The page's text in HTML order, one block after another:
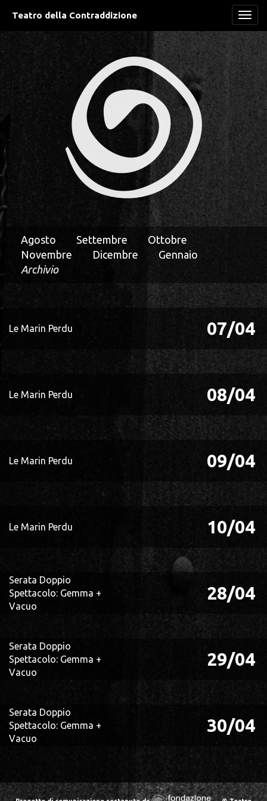
Teatro della Contraddizione
Agosto Settembre
Ottobre
Novembre
Dicembre
Gennaio
Archivio
Le Marin Perdu 07/04
Le Marin Perdu 08/04
Le Marin Perdu 09/04
Le Marin Perdu 10/04
Serata Doppio
Spettacolo: Gemma +
Vacuo
28/04
Serata Doppio
Spettacolo: Gemma +
Vacuo
29/04
Serata Doppio
Spettacolo: Gemma +
Vacuo
30/04